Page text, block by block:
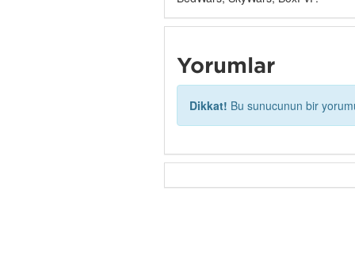
Yorumlar
Dikkat! Bu sunucunun bir